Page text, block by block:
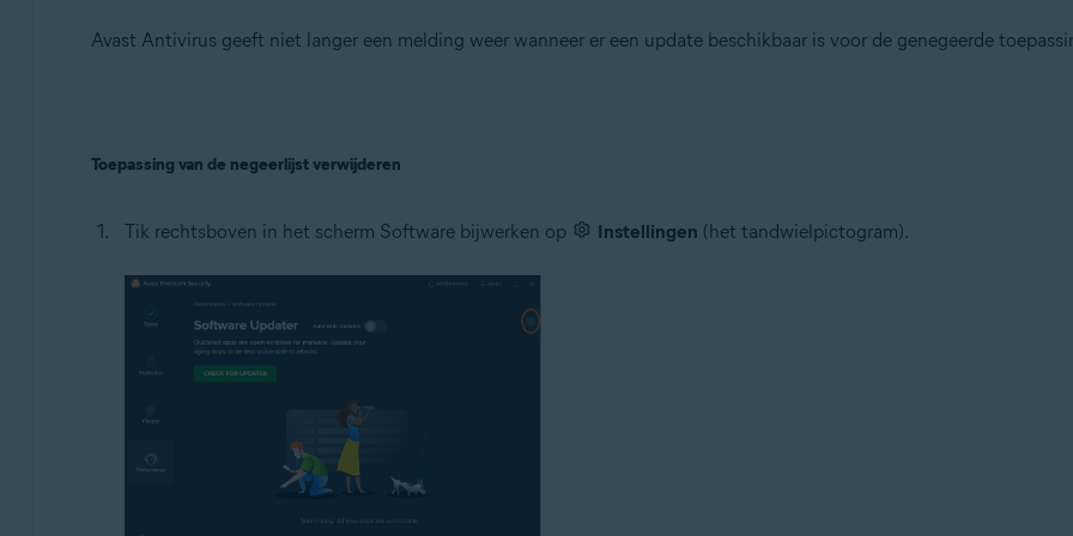
Avast Antivirus geeft niet langer een melding weer wanneer er een update beschikbaar is voor de genegeerde
Toepassing van de negeerlijst verwijderen
Tik rechtsboven in het scherm Software bijwerken op Instellingen (het tandwielpictogram).